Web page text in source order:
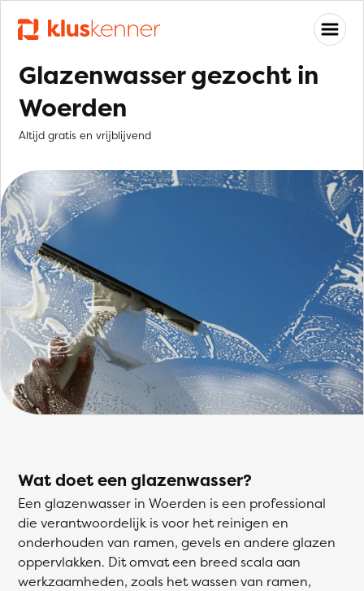
Glazenwasser gezocht in
Woerden
Altijd gratis en vrijblijvend
Wat doet een glazenwasser?
Een glazenwasser in Woerden is een professional
die verantwoordelijk is voor het reinigen en
onderhouden van ramen, gevels en andere glazen
oppervlakken. Dit omvat een breed scala aan
werkzaamheden, zoals het wassen van ramen,